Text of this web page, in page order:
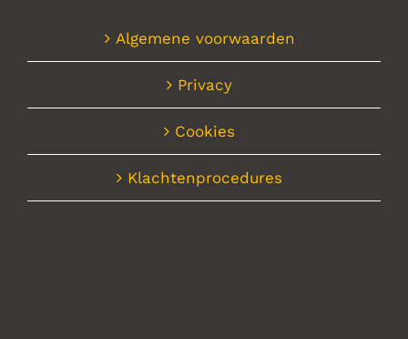
Algemene voorwaarden
Privacy
Cookies
Klachtenprocedures